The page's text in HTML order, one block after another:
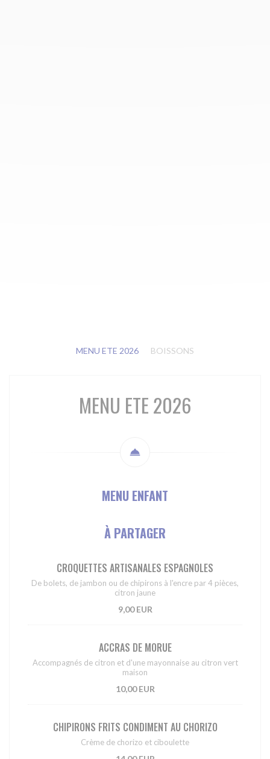
MENU ETE 2026 BOISSONS
MENU ETE 2026
MENU ENFANT
À PARTAGER
CROQUETTES ARTISANALES ESPAGNOLES
De bolets, de jambon ou de chipirons à l'encre par 4 pièces,
citron jaune
9,00 EUR
ACCRAS DE MORUE
Accompagnés de citron et d'une mayonnaise au citron vert
maison
10,00 EUR
CHIPIRONS FRITS CONDIMENT AU CHORIZO
Crème de chorizo et ciboulette